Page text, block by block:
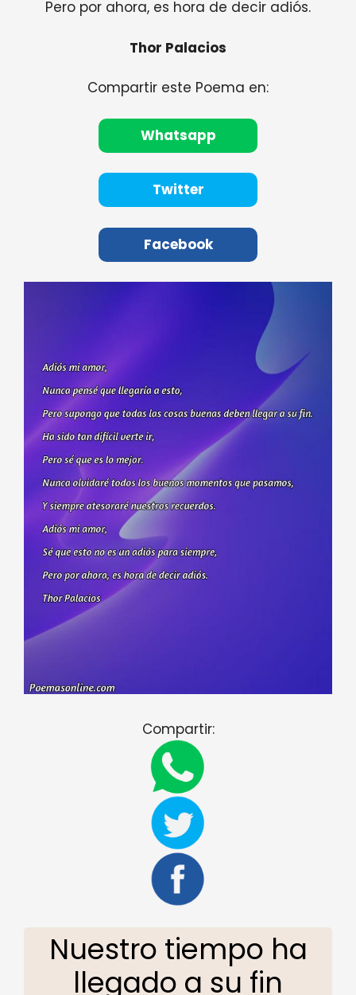
Pero por ahora, es hora de decir adiós.
Thor Palacios
Compartir este Poema en:
Whatsapp
Twitter
Facebook
Compartir:
Nuestro tiempo ha
llegado a su fin